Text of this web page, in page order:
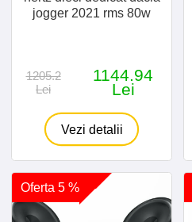
jogger 2021 rms 80w
1205.2
Lei
1144.94
Lei
Vezi detalii
Oferta 5 %